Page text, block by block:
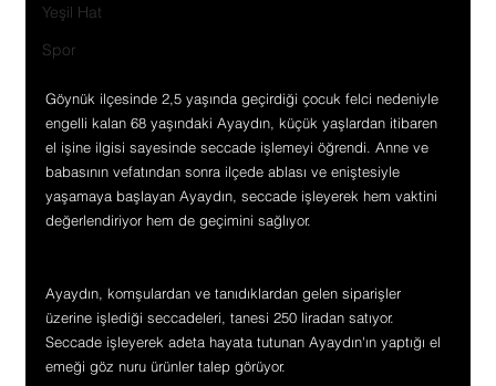
Yeşil Hat
Spor
Göynük ilçesinde 2,5 yaşında geçirdiği çocuk felci nedeniyle
engelli kalan 68 yaşındaki Ayaydın, küçük yaşlardan itibaren
el işine ilgisi sayesinde seccade işlemeyi öğrendi. Anne ve
babasının vefatından sonra ilçede ablası ve eniştesiyle
yaşamaya başlayan Ayaydın, seccade işleyerek hem vaktini
değerlendiriyor hem de geçimini sağlıyor.
Ayaydın, komşulardan ve tanıdıklardan gelen siparişler
üzerine işlediği seccadeleri, tanesi 250 liradan satıyor.
Seccade işleyerek adeta hayata tutunan Ayaydın'ın yaptığı el
emeği göz nuru ürünler talep görüyor.